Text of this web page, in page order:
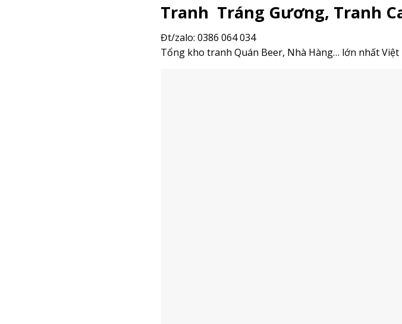
Tranh Tráng Gương, Tranh
Đt/zalo: 0386 064 034
Tổng kho tranh Quán Beer, Nhà Hàng… lớn nhất Việt